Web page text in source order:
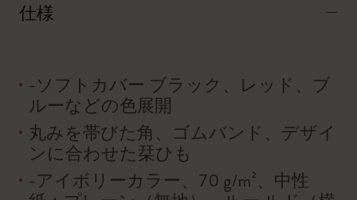
仕様
-ソフトカバー ブラック、レッド、ブ
ルーなどの色展開
丸みを帯びた角、ゴムバンド、デザイ
ンに合わせた栞ひも
-アイボリーカラー、70 g/m²、中性